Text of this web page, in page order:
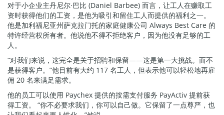
对于小企业主丹尼尔·巴比 (Daniel Barbee) 而言，让工人在赚取工
资时获得他们的工资，是他为吸引和留住工人而提供的福利之一。
他是加利福尼亚州萨克拉门托的家庭健康公司 Always Best Care 的
特许经营权所有者。他说他不得不拒绝客户，因为他没有足够的工
人。
“对我们来说，这完全是关于招聘和保留——这是第一大挑战。而不
是获得客户。”他目前有大约 117 名工人，但表示他可以轻松地再雇
佣 20 名来满足需求。
他的员工可以使用 Paychex 提供的按需支付服务 PayActiv 提前获
得工资。 “你不必要求我们，你可以自己做。它保留了一点尊严，也